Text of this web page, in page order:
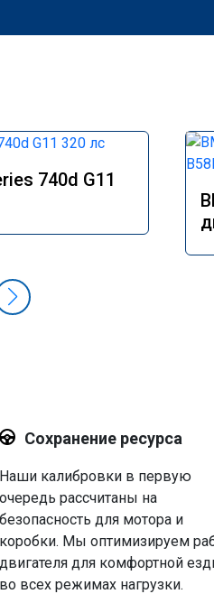
740d G11
Сохранение ресурса
Наши калибровки в первую
очередь рассчитаны на
безопасность для мотора и
коробки. Мы оптимизируем
двигателя для комфортной
во всех режимах нагрузки.